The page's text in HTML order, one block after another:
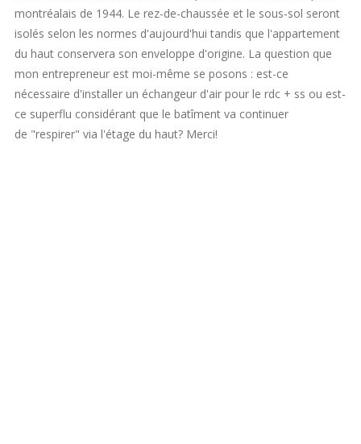
montréalais de 1944. Le rez-de-chaussée et le sous-sol seront
isolés selon les normes d'aujourd'hui tandis que l'appartement
du haut conservera son enveloppe d'origine. La question que
mon entrepreneur est moi-même se posons : est-ce
nécessaire d'installer un échangeur d'air pour le rdc + ss ou est-
ce superflu considérant que le batîment va continuer
de "respirer" via l'étage du haut? Merci!